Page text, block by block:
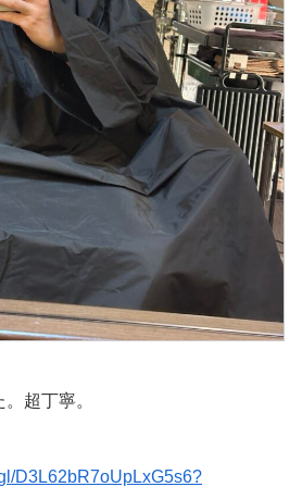
超丁寧。
D3L62bR7oUpLxG5s6?